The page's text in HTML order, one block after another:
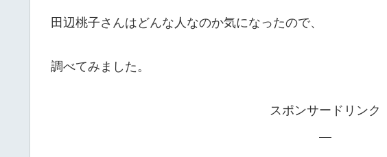
田辺桃子さんはどんな人なのか気になったので、
調べてみました。
スポンサードリンク